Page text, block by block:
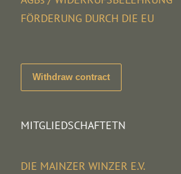
FÖRDERUNG DURCH DIE EU
Withdraw contract
MITGLIEDSCHAFTETN
DIE MAINZER WINZER E.V.